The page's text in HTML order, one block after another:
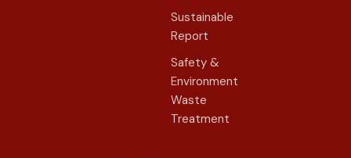
Sustainable
Report
Safety &
Environment
Waste
Treatment